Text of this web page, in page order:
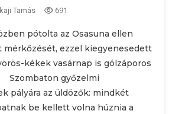
Tamás 691
pótolta az Osasuna ellen
mérkőzését, ezzel kiegyenesedett
kékek vasárnap is gólzáporos
Szombaton győzelmi
pályára az üldözők: mindkét
be kellett volna húznia a